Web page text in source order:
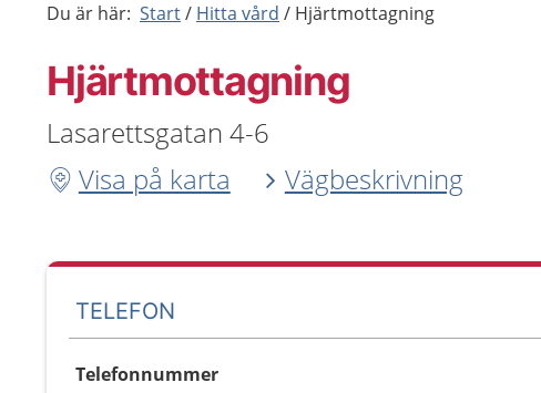
Du är här: Start Hitta vård Hjärtmottagning
Hjärtmottagning
Lasarettsgatan 4-6
Visa på karta
Vägbeskrivning
TELEFON
Telefonnummer